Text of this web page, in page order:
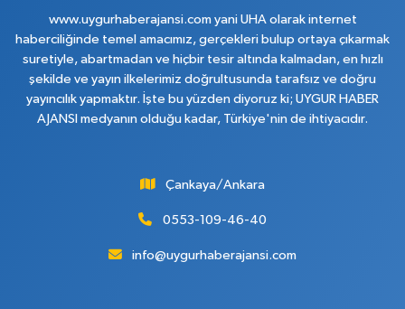
www.uygurhaberajansi.com yani UHA olarak internet
haberciliğinde temel amacımız, gerçekleri bulup ortaya çıkarmak
suretiyle, abartmadan ve hiçbir tesir altında kalmadan, en hızlı
şekilde ve yayın ilkelerimiz doğrultusunda tarafsız ve doğru
yayıncılık yapmaktır. İşte bu yüzden diyoruz ki; UYGUR HABER
AJANSI medyanın olduğu kadar, Türkiye'nin de ihtiyacıdır.
Çankaya/Ankara
0553-109-46-40
info@uygurhaberajansi.com